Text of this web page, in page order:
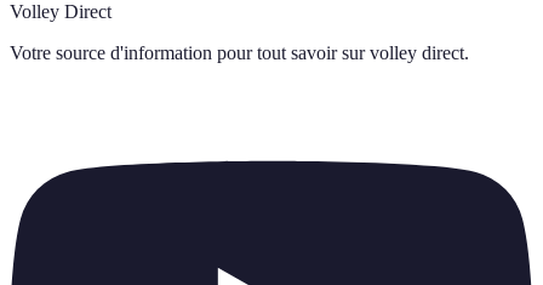
Volley Direct
Votre source d'information pour tout savoir sur volley direct.